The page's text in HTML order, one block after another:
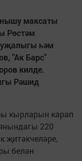
максаты
Рөстәм
һәм
"Ак Барс"
килде.
Рәшид
кырларын карап
220
җитәкчеләре,
белән